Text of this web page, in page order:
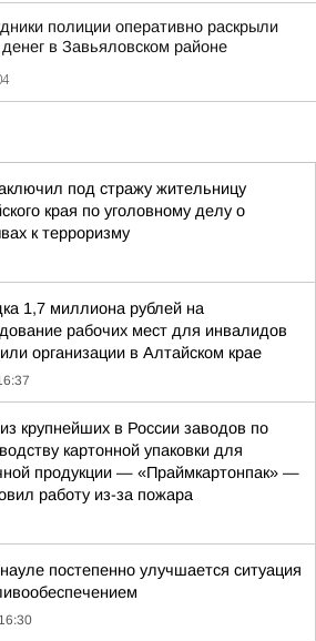
полиции оперативно раскрыли
денег в Завьяловском районе
под стражу жительницу
края по уголовному делу о
к терроризму
1,7 миллиона рублей на
рабочих мест для инвалидов
организации в Алтайском крае
крупнейших в России заводов по
картонной упаковки для
продукции — «Праймкартонпак» —
работу из-за пожара
постепенно улучшается ситуация
16:30